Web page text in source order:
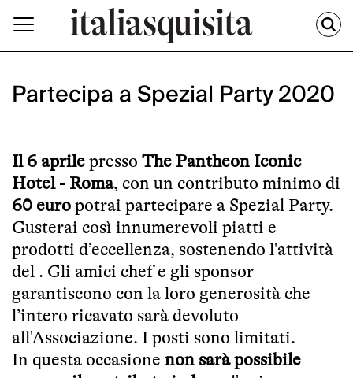
Partecipa a Spezial Party 2020
Il 6 aprile presso The Pantheon Iconic
Hotel - Roma, con un contributo minimo di
60 euro potrai partecipare a Spezial Party.
Gusterai così innumerevoli piatti e
prodotti d’eccellenza, sostenendo l'attività
del . Gli amici chef e gli sponsor
garantiscono con la loro generosità che
l’intero ricavato sarà devoluto
all'Associazione. I posti sono limitati.
In questa occasione non sarà possibile